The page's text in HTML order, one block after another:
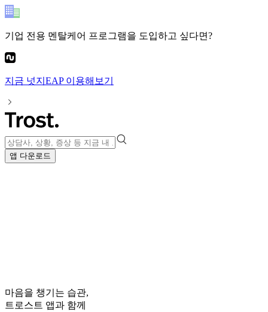
기업 전용 멘탈케어 프로그램을 도입하고 싶다면?
지금 넛지EAP이용해보기
앱 다운로드
마음을 챙기는 습관,
트로스트 앱과 함께